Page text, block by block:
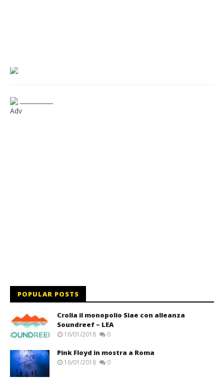
Adv
POPULAR POSTS
Crolla il monopolio Siae con alleanza
Soundreef – LEA
16/01/2018 0
Pink Floyd in mostra a Roma
16/01/2018 0